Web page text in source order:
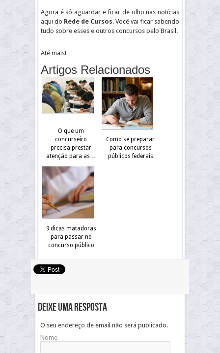
Agora é só aguardar e ficar de olho nas notícias
aqui do Rede de Cursos. Você vai ficar sabendo
tudo sobre esses e outros concursos pelo Brasil.
Até mais!
Artigos Relacionados
O que um
concurseiro
precisa prestar
atenção para as…
Como se preparar
para concursos
públicos federais
9 dicas matadoras
para passar no
concurso público
Deixe uma resposta
O seu endereço de email não será publicado.
Nome